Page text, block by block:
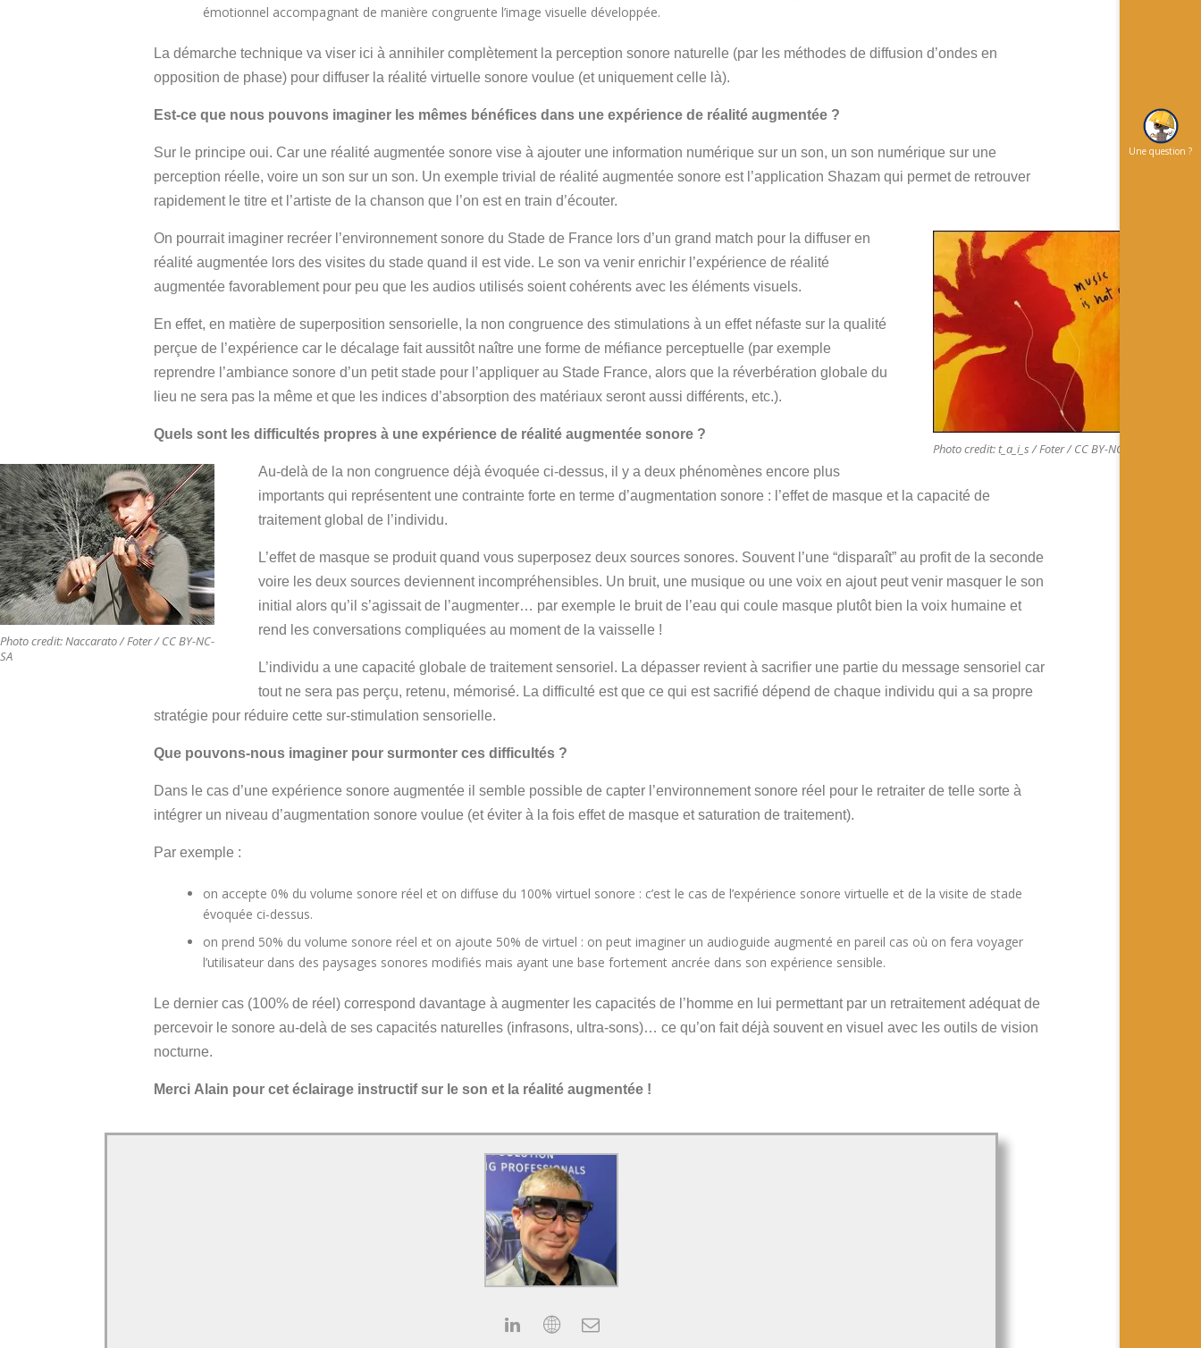
émotionnel accompagnant de manière congruente l’image visuelle développée.
La démarche technique va viser ici à annihiler complètement la perception sonore naturelle (par les méthodes de diffusion d’ondes en
opposition de phase) pour diffuser la réalité virtuelle sonore voulue (et uniquement celle là).
Est-ce que nous pouvons imaginer les mêmes bénéfices dans une expérience de réalité augmentée ?
Sur le principe oui. Car une réalité augmentée sonore vise à ajouter une information numérique sur un son, un son numérique sur une
perception réelle, voire un son sur un son. Un exemple trivial de réalité augmentée sonore est l’application Shazam qui permet de retrouver
rapidement le titre et l’artiste de la chanson que l’on est en train d’écouter.
Photo credit: t_a_i_s / Foter / CC BY-NC-SA
On pourrait imaginer recréer l’environnement sonore du Stade de France lors d’un grand match pour la diffuser en
réalité augmentée lors des visites du stade quand il est vide. Le son va venir enrichir l’expérience de réalité
augmentée favorablement pour peu que les audios utilisés soient cohérents avec les éléments visuels.
En effet, en matière de superposition sensorielle, la non congruence des stimulations à un effet néfaste sur la qualité
perçue de l’expérience car le décalage fait aussitôt naître une forme de méfiance perceptuelle (par exemple
reprendre l’ambiance sonore d’un petit stade pour l’appliquer au Stade France, alors que la réverbération globale du
lieu ne sera pas la même et que les indices d’absorption des matériaux seront aussi différents, etc.).
Quels sont les difficultés propres à une expérience de réalité augmentée sonore ?
Photo credit: Naccarato / Foter / CC BY-NC-
SA
Au-delà de la non congruence déjà évoquée ci-dessus, il y a deux phénomènes encore plus
importants qui représentent une contrainte forte en terme d’augmentation sonore : l’effet de masque et la capacité de
traitement global de l’individu.
L’effet de masque se produit quand vous superposez deux sources sonores. Souvent l’une “disparaît” au profit de la seconde
voire les deux sources deviennent incompréhensibles. Un bruit, une musique ou une voix en ajout peut venir masquer le son
initial alors qu’il s’agissait de l’augmenter… par exemple le bruit de l’eau qui coule masque plutôt bien la voix humaine et
rend les conversations compliquées au moment de la vaisselle !
L’individu a une capacité globale de traitement sensoriel. La dépasser revient à sacrifier une partie du message sensoriel car
tout ne sera pas perçu, retenu, mémorisé. La difficulté est que ce qui est sacrifié dépend de chaque individu qui a sa propre
stratégie pour réduire cette sur-stimulation sensorielle.
Que pouvons-nous imaginer pour surmonter ces difficultés ?
Dans le cas d’une expérience sonore augmentée il semble possible de capter l’environnement sonore réel pour le retraiter de telle sorte à
intégrer un niveau d’augmentation sonore voulue (et éviter à la fois effet de masque et saturation de traitement).
Par exemple :
on accepte 0% du volume sonore réel et on diffuse du 100% virtuel sonore : c’est le cas de l’expérience sonore virtuelle et de la visite de stade
évoquée ci-dessus.
on prend 50% du volume sonore réel et on ajoute 50% de virtuel : on peut imaginer un audioguide augmenté en pareil cas où on fera voyager
l’utilisateur dans des paysages sonores modifiés mais ayant une base fortement ancrée dans son expérience sensible.
Le dernier cas (100% de réel) correspond davantage à augmenter les capacités de l’homme en lui permettant par un retraitement adéquat de
percevoir le sonore au-delà de ses capacités naturelles (infrasons, ultra-sons)… ce qu’on fait déjà souvent en visuel avec les outils de vision
nocturne.
Merci Alain pour cet éclairage instructif sur le son et la réalité augmentée !
Une question ?